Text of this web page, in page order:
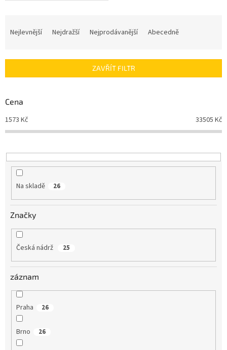
í
r
o
d
u
t
ů
Nejlevnější Nejdražší Nejprodávanější Abecedně
ZAVŘÍT FILTR
Cena
1573 Kč 33505 Kč
Na skladě 26
Značky
Česká nádrž 25
záznam
Praha 26
Brno 26